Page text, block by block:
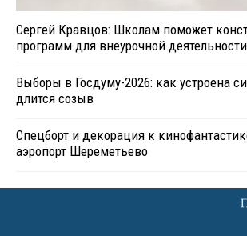
Сергей Кравцов: Школам поможет
программ для внеурочной деятельности
Выборы в Госдуму-2026: как устроена
длится созыв
Спецборт и декорация к
аэропорт Шереметьево